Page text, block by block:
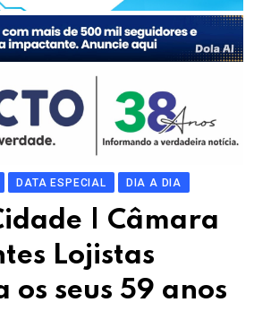
DATA ESPECIAL DIA A DIA
| Câmara
Lojistas
os seus 59 anos